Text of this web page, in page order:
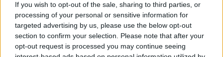
If you wish to opt-out of the sale, sharing to third parties, or
processing of your personal or sensitive information for
targeted advertising by us, please use the below opt-out
section to confirm your selection. Please note that after your
opt-out request is processed you may continue seeing
A Macbeth különös erővel szól a ma emberi és
közösségi állapotairól is, ezért találtam ideálisnak
egy raktárépület múltból "ittfelejtett" színhelyét,
mely ugyanakkor a jelenünk egyik ismerős tere, ahol
az ipari jellegű "díszletekben" megszólaltatható egy